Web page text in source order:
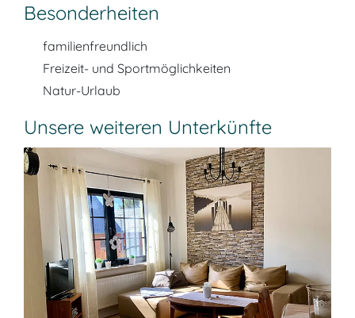
Besonderheiten
familienfreundlich
Freizeit- und Sportmöglichkeiten
Natur-Urlaub
Unsere weiteren Unterkünfte